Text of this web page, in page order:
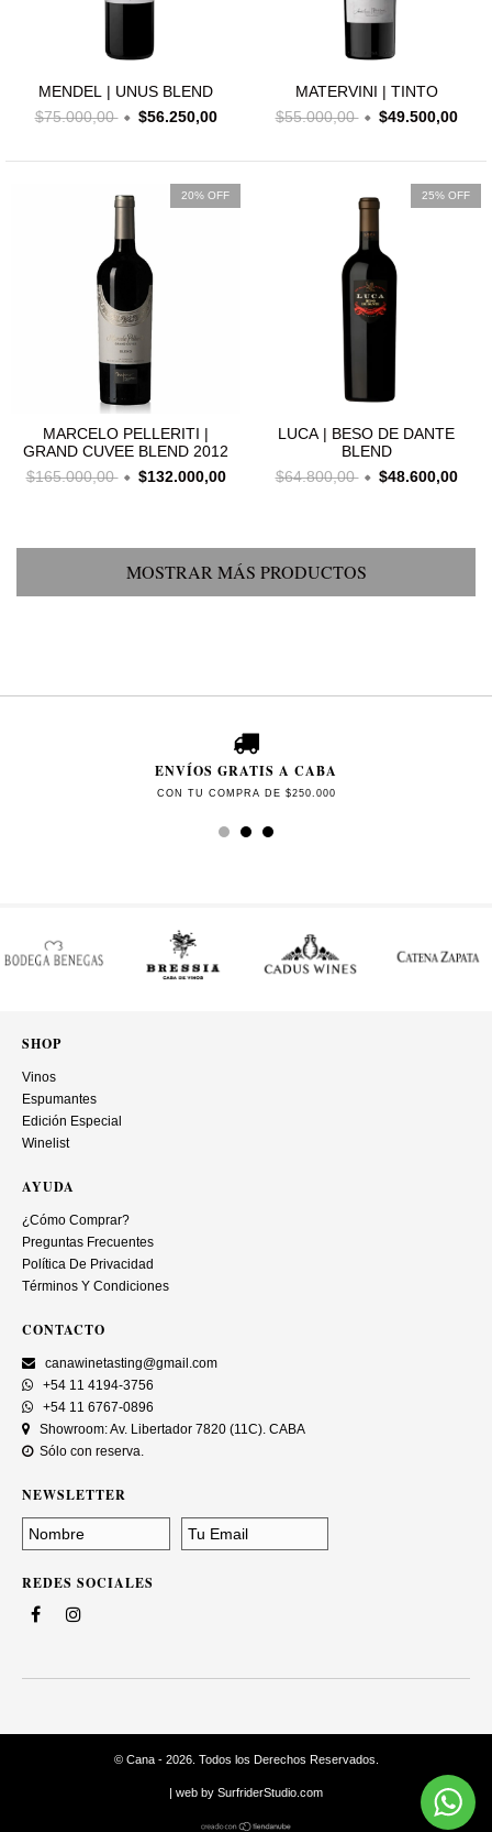
MENDEL | UNUS BLEND
$75.000,00
$56.250,00
MATERVINI | TINTO
$55.000,00
$49.500,00
20% OFF
MARCELO PELLERITI |
GRAND CUVEE BLEND 2012
$165.000,00
$132.000,00
25% OFF
LUCA | BESO DE DANTE
BLEND
$64.800,00
$48.600,00
MOSTRAR MÁS PRODUCTOS
ENVÍOS GRATIS A CABA
CON TU COMPRA DE $250.000
SHOP
Vinos
Espumantes
Edición Especial
Winelist
AYUDA
¿Cómo Comprar?
Preguntas Frecuentes
Política De Privacidad
Términos Y Condiciones
CONTACTO
canawinetasting@gmail.com
+54 11 4194-3756
+54 11 6767-0896
Showroom: Av. Libertador 7820 (11C). CABA
Sólo con reserva.
NEWSLETTER
REDES SOCIALES
© Cana - 2026. Todos los Derechos Reservados.
| web by SurfriderStudio.com